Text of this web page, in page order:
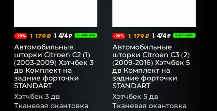
-20% 1 179 ₽ 1 474 ₽ В НАЛИЧИИ
Автомобильные
шторки Citroen C2 (1)
(2003-2009) Хэтчбек 3
дв Комплект на
задние форточки
STANDART
Хэтчбек 3 дв
Тканевая окантовка
-20% 1 179 ₽ 1 474 ₽ В НАЛИЧИИ
Автомобильные
шторки Citroen C3 (2)
(2009-2016) Хэтчбек 5
дв Комплект на
задние форточки
STANDART
Хэтчбек 5 дв
Тканевая окантовка